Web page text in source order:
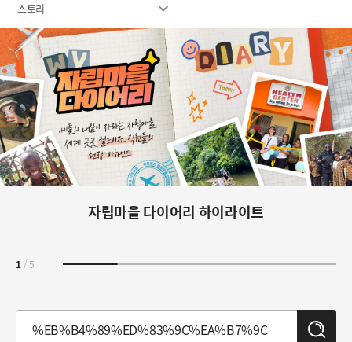
스토리
자립마을 다이어리 하이라이트
1/5